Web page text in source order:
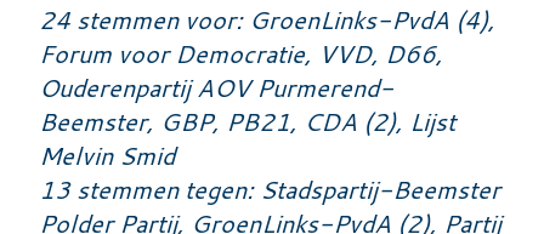
24 stemmen voor: GroenLinks-PvdA (4),
Forum voor Democratie, VVD, D66,
Ouderenpartij AOV Purmerend-
Beemster, GBP, PB21, CDA (2), Lijst
Melvin Smid
13 stemmen tegen: Stadspartij-Beemster
Polder Partij, GroenLinks-PvdA (2), Partij